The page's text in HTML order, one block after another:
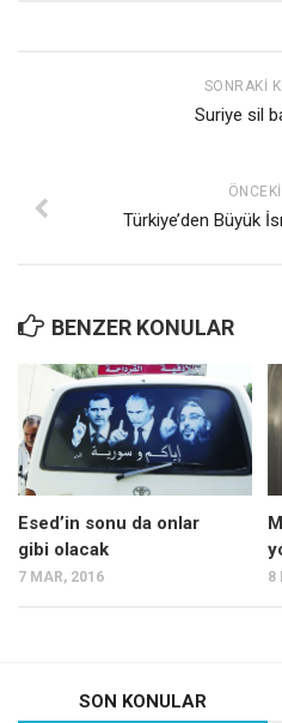
SONRAKI
Suriye sil
Türkiye’den Büyük
BENZER KONULAR
Esed’in sonu da onlar
gibi olacak
7 MAR, 2016 8
SON KONULAR